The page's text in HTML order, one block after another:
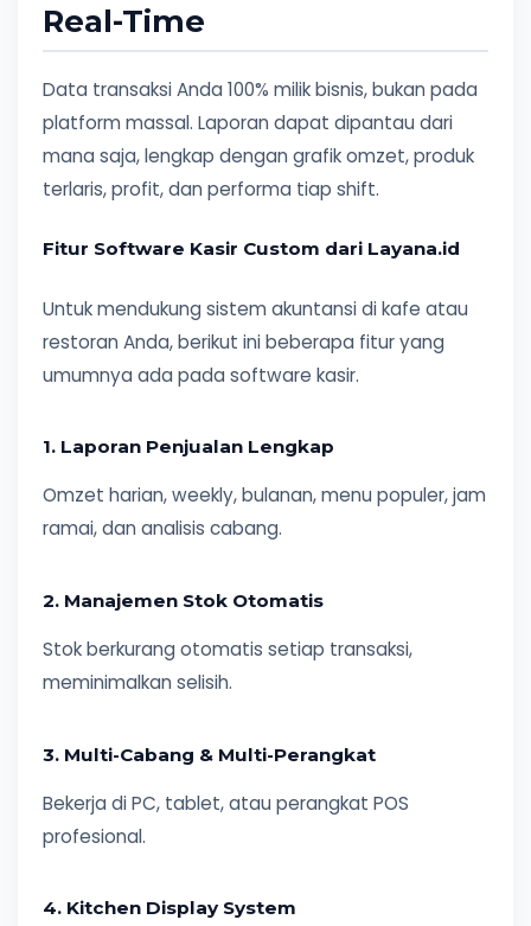
Real-Time
Data transaksi Anda 100% milik bisnis, bukan pada
platform massal. Laporan dapat dipantau dari
mana saja, lengkap dengan grafik omzet, produk
terlaris, profit, dan performa tiap shift.
Fitur Software Kasir Custom dari Layana.id
Untuk mendukung sistem akuntansi di kafe atau
restoran Anda, berikut ini beberapa fitur yang
umumnya ada pada software kasir.
1. Laporan Penjualan Lengkap
Omzet harian, weekly, bulanan, menu populer, jam
ramai, dan analisis cabang.
2. Manajemen Stok Otomatis
Stok berkurang otomatis setiap transaksi,
meminimalkan selisih.
3. Multi-Cabang & Multi-Perangkat
Bekerja di PC, tablet, atau perangkat POS
profesional.
4. Kitchen Display System